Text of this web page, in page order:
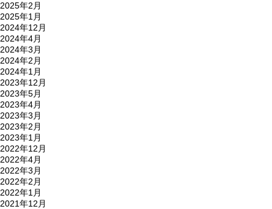
2025年2月
2025年1月
2024年12月
2024年4月
2024年3月
2024年2月
2024年1月
2023年12月
2023年5月
2023年4月
2023年3月
2023年2月
2023年1月
2022年12月
2022年4月
2022年3月
2022年2月
2022年1月
2021年12月